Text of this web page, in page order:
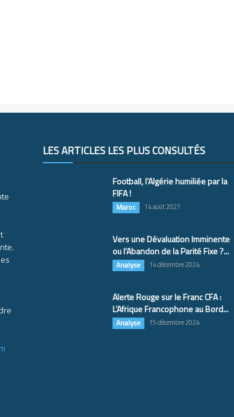
LES ARTICLES LES PLUS CONSULTÉS
Football, l’Algérie humiliée par la
FIFA !
Maroc 14 août 2021
Vers une Dévaluation Imminente
ou l’Abandon de la Parité Fixe ?...
Analyse 14 décembre 2024
Alerte Rouge sur le Franc CFA :
L’Afrique Francophone au Bord...
Analyse 15 décembre 2024